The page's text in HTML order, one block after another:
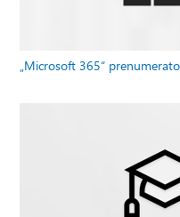
„Microsoft 365“